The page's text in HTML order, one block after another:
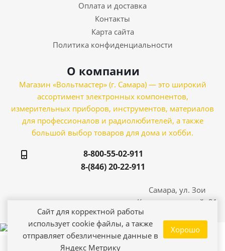
Оплата и доставка
Контакты
Карта сайта
Политика конфиденциальности
О компании
Магазин «Вольтмастер» (г. Самара) — это широкий
ассортимент электронных компонентов,
измерительных приборов, инструментов, материалов
для профессионалов и радиолюбителей, а также
большой выбор товаров для дома и хобби.
8-800-55-02-911
8-(846) 20-22-911
Самара, ул. Зои
Космодемьянской, 21
Сайт для корректной работы
использует cookie файлы, а также
отправляет обезличенные данные в
Яндекс Метрику
Хорошо